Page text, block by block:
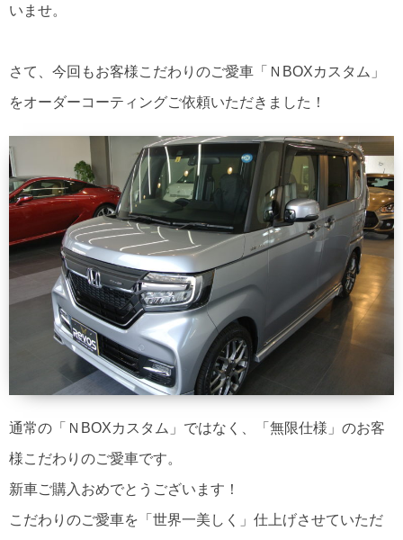
いませ。
さて、今回もお客様こだわりのご愛車「ＮBOXカスタム」
をオーダーコーティングご依頼いただきました！
通常の「ＮBOXカスタム」ではなく、「無限仕様」のお客
様こだわりのご愛車です。
新車ご購入おめでとうございます！
こだわりのご愛車を「世界一美しく」仕上げさせていただ